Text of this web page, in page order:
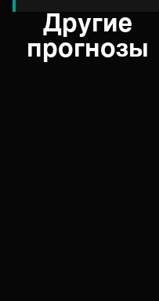
Другие
прогнозы